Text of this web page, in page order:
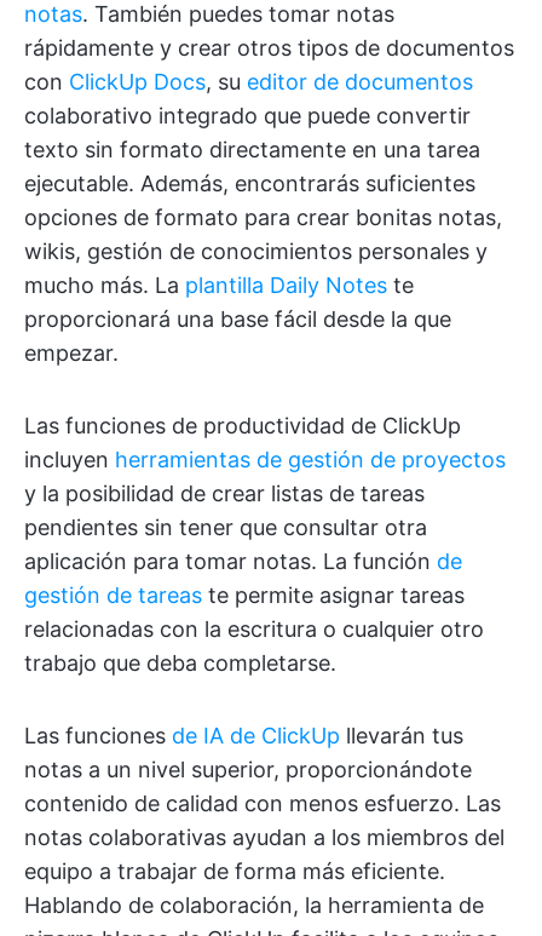
notas. También puedes tomar notas
rápidamente y crear otros tipos de documentos
con ClickUp Docs, su editor de documentos
colaborativo integrado que puede convertir
texto sin formato directamente en una tarea
ejecutable. Además, encontrarás suficientes
opciones de formato para crear bonitas notas,
wikis, gestión de conocimientos personales y
mucho más. La plantilla Daily Notes te
proporcionará una base fácil desde la que
empezar.
Las funciones de productividad de ClickUp
incluyen herramientas de gestión de proyectos
y la posibilidad de crear listas de tareas
pendientes sin tener que consultar otra
aplicación para tomar notas. La función de
gestión de tareas te permite asignar tareas
relacionadas con la escritura o cualquier otro
trabajo que deba completarse.
Las funciones de IA de ClickUp llevarán tus
notas a un nivel superior, proporcionándote
contenido de calidad con menos esfuerzo. Las
notas colaborativas ayudan a los miembros del
equipo a trabajar de forma más eficiente.
Hablando de colaboración, la herramienta de